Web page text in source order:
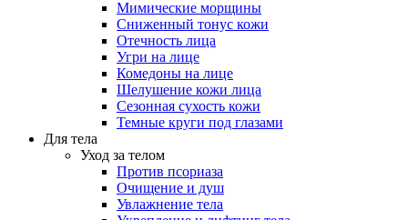
Мимические морщины
Сниженный тонус кожи
Отечность лица
Угри на лице
Комедоны на лице
Шелушение кожи лица
Сезонная сухость кожи
Темные круги под глазами
Для тела
Уход за телом
Против псориаза
Очищение и душ
Увлажнение тела